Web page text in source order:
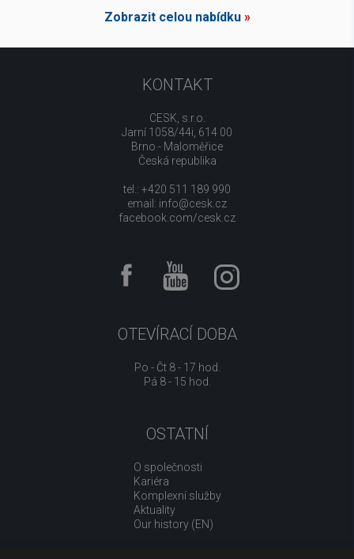
Zobrazit celou nabídku»
KONTAKT
CESK, s.r.o.
Jarní 1058/44i, 614 00
Brno - Maloměřice
Česká republika
tel.: +420 511 189 990
email: info@cesk.cz
facebook.com/cesk.cz
OTEVÍRACÍ DOBA
Po - Čt 8 - 17 hod.
Pá 8 - 15 hod.
OSTATNÍ
O společnosti
Kariéra
Komplexní služby
Aktuality
Our history (EN)